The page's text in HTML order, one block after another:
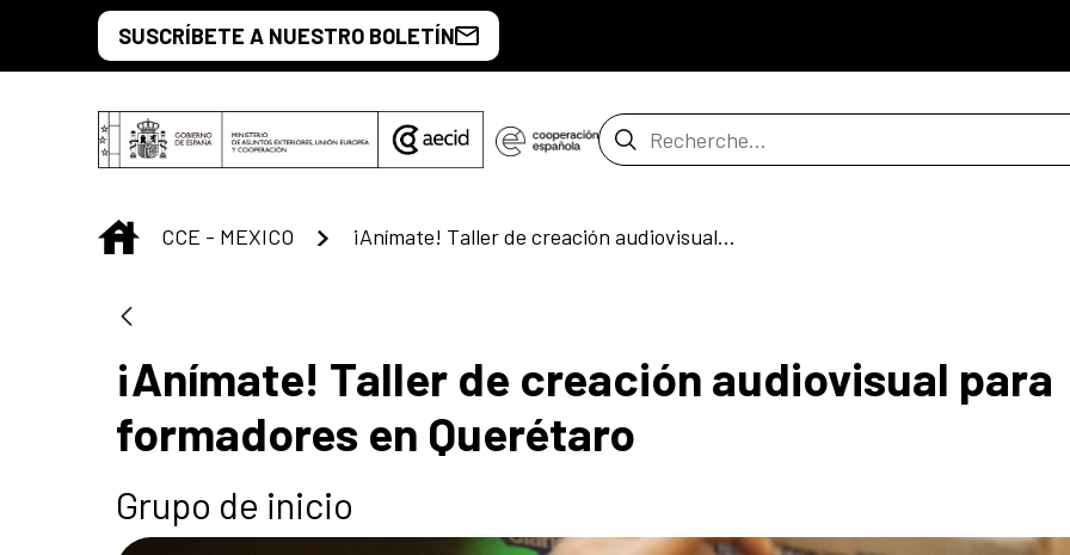
Saut au contenu principal
SUSCRÍBETE A NUESTRO BOLETÍN
Barre de recherche
INICIO
CCE - MEXICO ¡Anímate! Taller de creación audiovisual para formadores en Querétaro
¡Anímate! Taller de creación audiovisual para
formadores en Querétaro
Grupo de inicio